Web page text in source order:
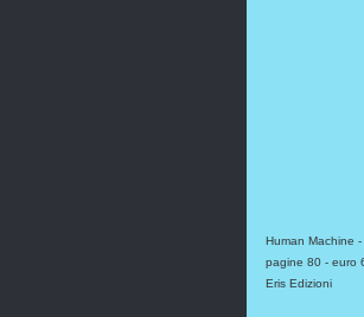
Human Machine
pagine 80 - euro
Eris Edizioni